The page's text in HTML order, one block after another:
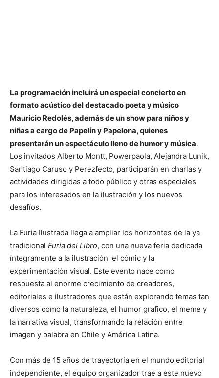
La programación incluirá un especial concierto en
formato acústico del destacado poeta y músico
Mauricio Redolés, además de un show para niños y
niñas a cargo de Papelín y Papelona, quienes
presentarán un espectáculo lleno de humor y música.
Los invitados Alberto Montt, Powerpaola, Alejandra Lunik,
Santiago Caruso y Perezfecto, participarán en charlas y
actividades dirigidas a todo público y otras especiales
para los interesados en la ilustración y los nuevos
desafíos.
La Furia Ilustrada llega a ampliar los horizontes de la ya
tradicional Furia del Libro, con una nueva feria dedicada
íntegramente a la ilustración, el cómic y la
experimentación visual. Este evento nace como
respuesta al enorme crecimiento de creadores,
editoriales e ilustradores que están explorando temas tan
diversos como la naturaleza, el humor gráfico, el meme y
la narrativa visual, transformando la relación entre
imagen y palabra en Chile y América Latina.
Con más de 15 años de trayectoria en el mundo editorial
independiente, el equipo organizador trae a este nuevo